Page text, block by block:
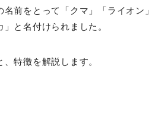
前をとって「クマ」「ライオン」
」と名付けられました。
特徴を解説します。